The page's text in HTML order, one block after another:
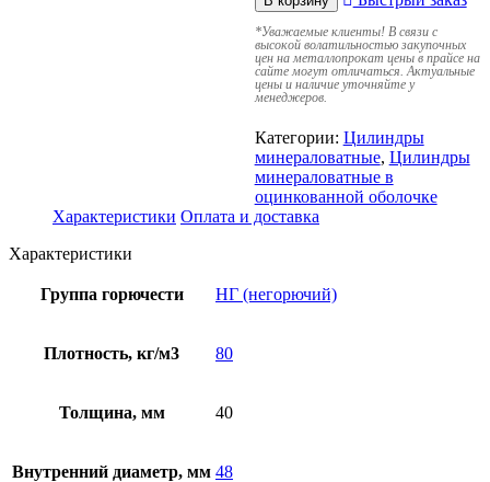
*Уважаемые клиенты! В связи с
высокой волатильностью закупочных
цен на металлопрокат цены в прайсе на
сайте могут отличаться. Актуальные
цены и наличие уточняйте у
менеджеров.
Категории: Цилиндры
минераловатные, Цилиндры
минераловатные в
оцинкованной оболочке
Характеристики Оплата и доставка
Характеристики
Группа горючести НГ (негорючий)
Плотность, кг/м3 80
Толщина, мм 40
Внутренний диаметр, мм 48